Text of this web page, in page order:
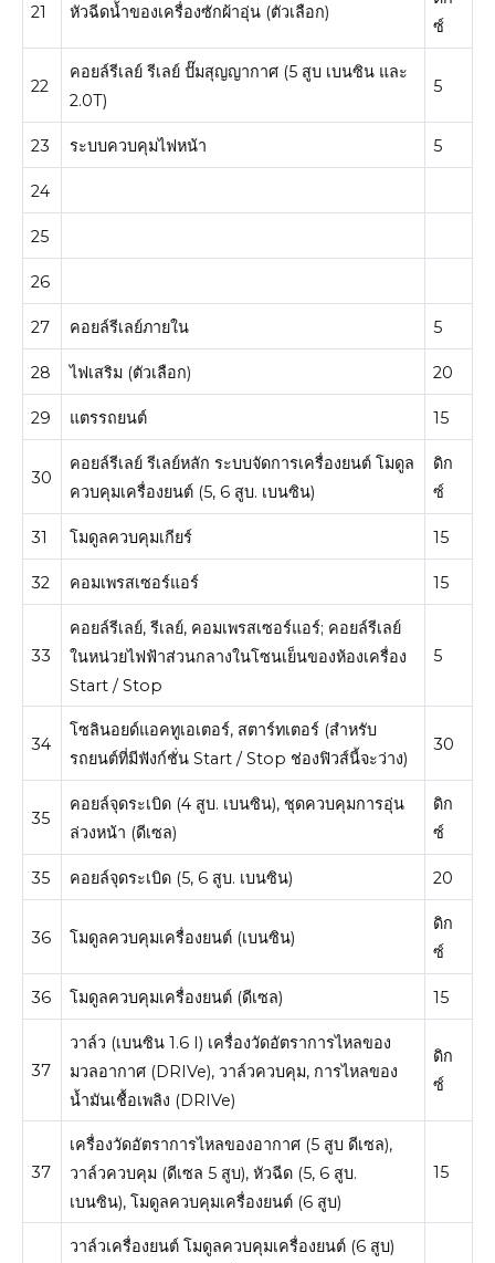
21 หัวฉีดน้ำของเครื่องซักผ้าอุ่น (ตัวเลือก)
ซ์
22
คอยล์รีเลย์ รีเลย์ ปั๊มสุญญากาศ (5 สูบ เบนซิน และ
2.0T)
5
23 ระบบควบคุมไฟหน้า 5
24
25
26
27 คอยล์รีเลย์ภายใน 5
28 ไฟเสริม (ตัวเลือก) 20
29 แตรรถยนต์ 15
30
คอยล์รีเลย์ รีเลย์หลัก ระบบจัดการเครื่องยนต์โมดูล
ควบคุมเครื่องยนต์ (5, 6 สูบ. เบนซิน)
ดิก
ซ์
31 โมดูลควบคุมเกียร์ 15
32 คอมเพรสเซอร์แอร์ 15
33
คอยล์รีเลย์, รีเลย์, คอมเพรสเซอร์แอร์; คอยล์รีเลย์
ในหน่วยไฟฟ้าส่วนกลางในโซนเย็นของห้องเครื่อง
Start / Stop
5
34
โซลินอยด์แอคทูเอเตอร์, สตาร์ทเตอร์ (สำหรับ
รถยนต์ที่มีฟังก์ชั่น Start / Stop ช่องฟิวส์นี้จะว่าง)
30
35
คอยล์จุดระเบิด (4 สูบ. เบนซิน), ชุดควบคุมการอุ่น
ล่วงหน้า (ดีเซล)
ดิก
ซ์
35 คอยล์จุดระเบิด (5, 6 สูบ. เบนซิน) 20
36 โมดูลควบคุมเครื่องยนต์ (เบนซิน)
ดิก
ซ์
36 โมดูลควบคุมเครื่องยนต์ (ดีเซล) 15
37
วาล์ว (เบนซิน 1.6 I) เครื่องวัดอัตราการไหลของ
มวลอากาศ (DRIVe), วาล์วควบคุม, การไหลของ
น้ำมันเชื้อเพลิง (DRIVe)
ดิก
ซ์
37
เครื่องวัดอัตราการไหลของอากาศ (5 สูบ ดีเซล),
วาล์วควบคุม (ดีเซล 5 สูบ), หัวฉีด (5, 6 สูบ.
เบนซิน), โมดูลควบคุมเครื่องยนต์ (6 สูบ)
15
วาล์วเครื่องยนต์ โมดูลควบคุมเครื่องยนต์ (6 สูบ)